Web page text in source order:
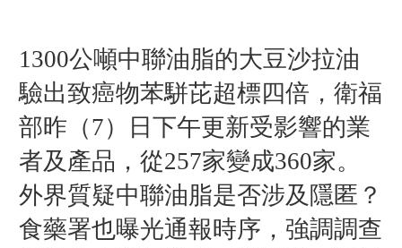
1300公噸中聯油脂的大豆沙拉油
驗出致癌物苯駢芘超標四倍，衛福
部昨（7）
日下午更新受影響的業
者及產品， 從257家變成360家。
外界質疑中聯油脂是否涉及隱匿？
食藥署也曝光通報時序， 強調調查